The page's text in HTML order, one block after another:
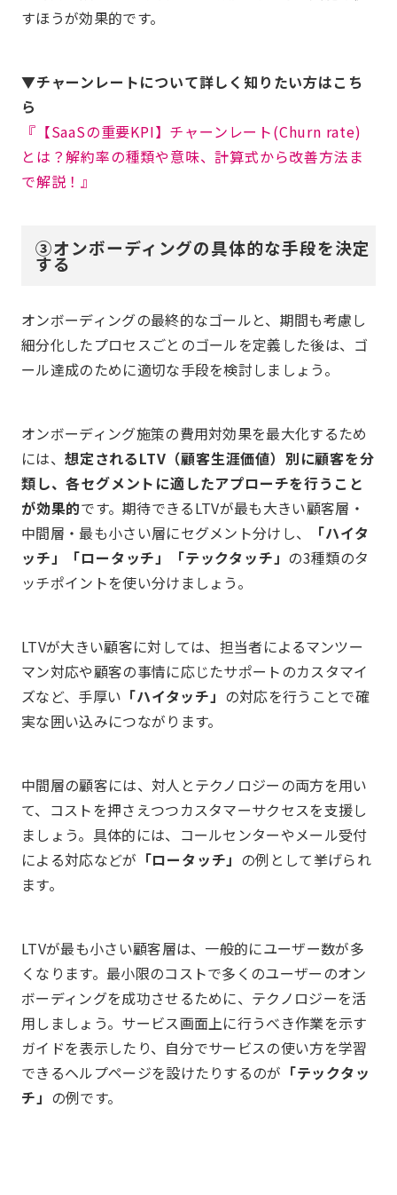
すほうが効果的です。
▼チャーンレートについて詳しく知りたい方はこち
ら
『【SaaSの重要KPI】チャーンレート(Churn rate)
とは？解約率の種類や意味、計算式から改善方法ま
で解説！』
③オンボーディングの具体的な手段を決定
する
オンボーディングの最終的なゴールと、期間も考慮し
細分化したプロセスごとのゴールを定義した後は、ゴ
ール達成のために適切な手段を検討しましょう。
オンボーディング施策の費用対効果を最大化するため
には、 想定されるLTV（顧客生涯価値）別に顧客を分
類し、各セグメントに適したアプローチを行うこと
が効果的です。期待できるLTVが最も大きい顧客層・
中間層・最も小さい層にセグメント分けし、
「ハイタ
ッチ」「ロータッチ」「テックタッチ」 の3種類のタ
ッチポイントを使い分けましょう。
LTVが大きい顧客に対しては、担当者によるマンツー
マン対応や顧客の事情に応じたサポートのカスタマイ
ズなど、手厚い 「ハイタッチ」 の対応を行うことで確
実な囲い込みにつながります。
中間層の顧客には、対人とテクノロジーの両方を用い
て、コストを押さえつつカスタマーサクセスを支援し
ましょう。具体的には、コールセンターやメール受付
による対応などが 「ロータッチ」 の例として挙げられ
ます。
LTVが最も小さい顧客層は、一般的にユーザー数が多
くなります。最小限のコストで多くのユーザーのオン
ボーディングを成功させるために、テクノロジーを活
用しましょう。サービス画面上に行うべき作業を示す
ガイドを表示したり、自分でサービスの使い方を学習
できるヘルプページを設けたりするのが 「テックタッ
チ」 の例です。